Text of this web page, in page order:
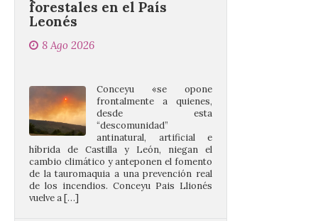
8 Ago 2026
“descomunidad”
antinatural, artificial e
híbrida de Castilla y León, niegan el
cambio climático y anteponen el fomento
de la tauromaquia a una prevención real
de los incendios. Conceyu Pais Llionés
vuelve a […]